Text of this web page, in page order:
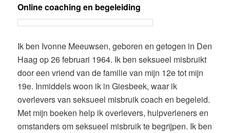
Online coaching en begeleiding
Ik ben Ivonne Meeuwsen, geboren en getogen in Den
Haag op 26 februari 1964. Ik ben seksueel misbruikt
door een vriend van de familie van mijn 12e tot mijn
19e. Inmiddels woon ik in Giesbeek, waar ik
overlevers van seksueel misbruik coach en begeleid.
Met mijn boeken help ik overlevers, hulpverleners en
omstanders om seksueel misbruik te begrijpen. Ik ben